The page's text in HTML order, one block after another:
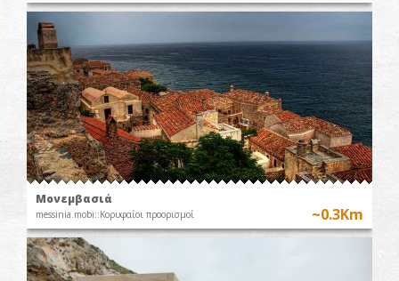
Μονεμβασιά
messinia.mobi::Κορυφαίοι προορισμοί ~0.3Km